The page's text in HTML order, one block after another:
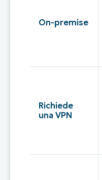
On-premise
Richiede
una VPN